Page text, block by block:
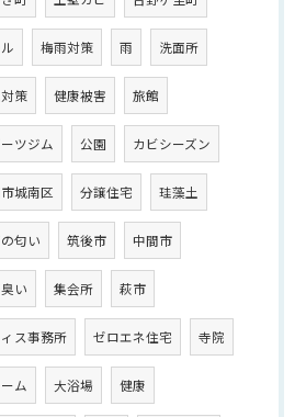
梅雨対策 雨 洗面所
策 健康被害 旅館
ツジム 公園 カビシーズン
城南区 分譲住宅 珪藻土
匂い 筑後市 中間市
い 集会所 萩市
ス事務所 ゼロエネ住宅 寺院
ム 大浴場 健康